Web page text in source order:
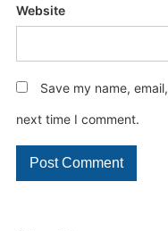
Website
Save my name,
next time I comment.